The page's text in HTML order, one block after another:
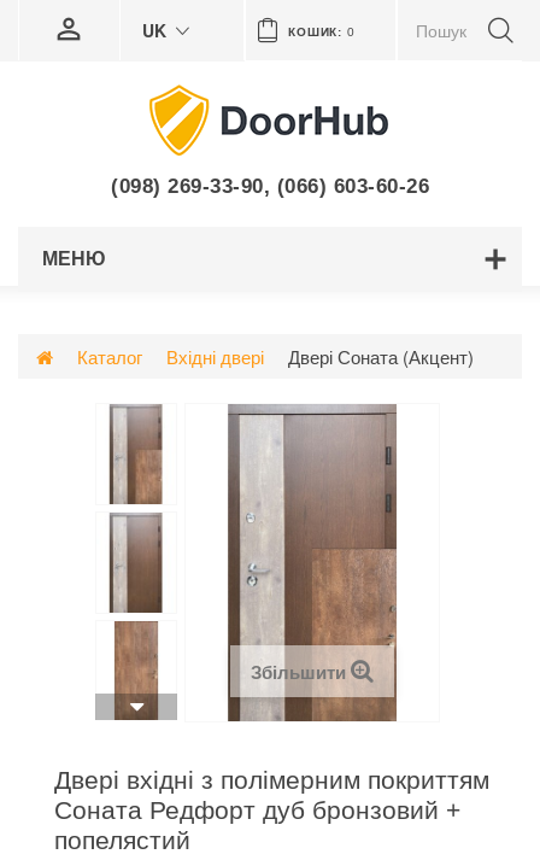
КОШИК: 0
UK
(098) 269-33-90, (066) 603-60-26
МЕНЮ
Каталог Вхідні двері Двері Соната (Акцент)
Збільшити
Двері вхідні з полімерним покриттям
Соната Редфорт дуб бронзовий +
попелястий